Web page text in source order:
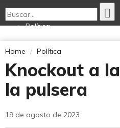
Política
Opinión
Internacionales
Deportes
Tecnología
Ciencia Nativa
Cultura
Home Política
Knockout a
la pulsera
19 de agosto de 2023